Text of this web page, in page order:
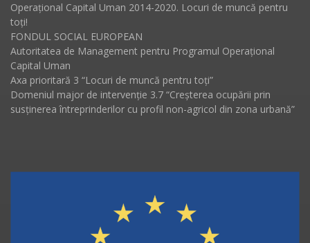
Operațional Capital Uman 2014-2020. Locuri de muncă pentru
toți!
FONDUL SOCIAL EUROPEAN
Autoritatea de Management pentru Programul Operațional
Capital Uman
Axa prioritară 3 “Locuri de muncă pentru toți”
Domeniul major de intervenție 3.7 “Creșterea ocupării prin
susținerea întreprinderilor cu profil non-agricol din zona urbană”